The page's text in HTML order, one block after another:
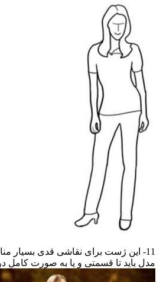
11- این ژست برای نقاشی قدی
مدل باید تا قسمتی و یا به صورت کامل